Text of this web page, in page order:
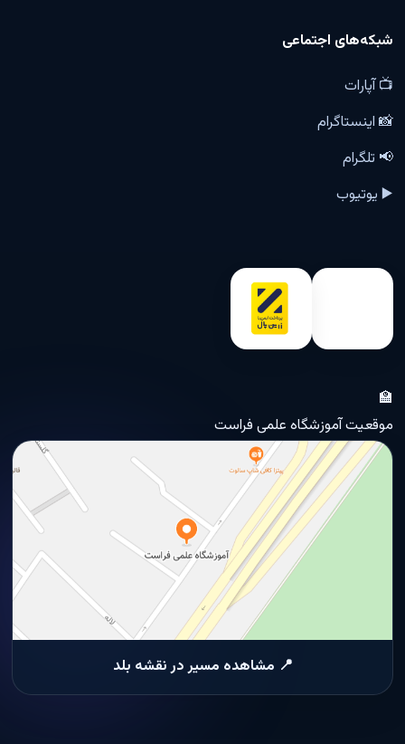
شبکه‌های اجتماعی
📺 آپارات
📸 اینستاگرام
📢 تلگرام
▶️ یوتیوب
🏫
موقعیت آموزشگاه علمی فراست
📍 مشاهده مسیر در نقشه بلد